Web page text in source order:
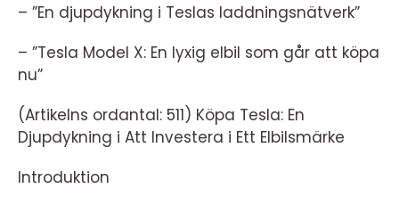
– ”En djupdykning i Teslas laddningsnätverk”
– ”Tesla Model X: En lyxig elbil som går att köpa
nu”
(Artikelns ordantal: 511) Köpa Tesla: En
Djupdykning i Att Investera i Ett Elbilsmärke
Introduktion